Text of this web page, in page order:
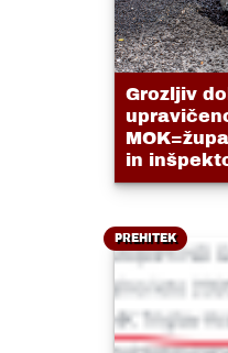
Grozljiv
in
PREHITEK